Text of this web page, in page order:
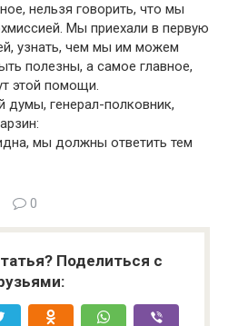
нельзя говорить, что мы
Мы приехали в первую
узнать, чем мы им можем
полезны, а самое главное,
этой помощи.
думы, генерал-полковник,
мы должны ответить тем
0
Поделиться с